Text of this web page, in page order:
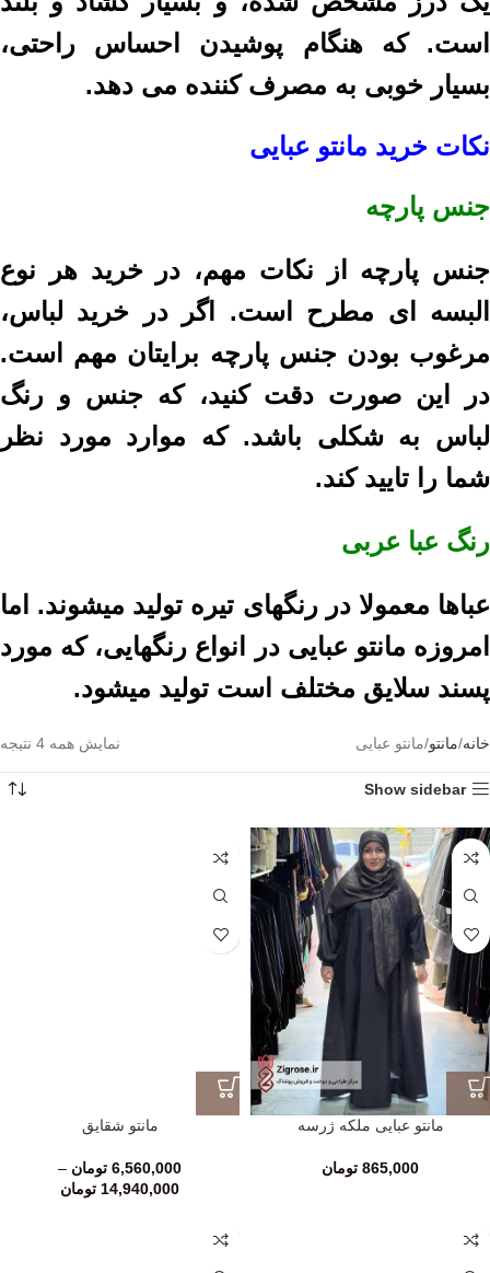
است. که هنگام پوشیدن احساس راحتی،
بسیار خوبی به مصرف کننده می دهد.
نکات خرید مانتو عبایی
جنس پارچه
جنس پارچه از نکات مهم، در خرید هر نوع
البسه ای مطرح است. اگر در خرید لباس،
مرغوب بودن جنس پارچه برایتان مهم است.
در این صورت دقت کنید، که جنس و رنگ
لباس به شکلی باشد. که موارد مورد نظر
شما را تایید کند.
رنگ عبا عربی
عباها معمولا در رنگهای تیره تولید میشوند. اما
امروزه مانتو عبایی در انواع رنگهایی، که مورد
پسند سلایق مختلف است تولید میشود.
خانه مانتو مانتو عبایی نمایش همه 4 نتیجه
Show sidebar
مانتو عبایی ملکه ژرسه
865,000 تومان
مانتو شقایق
6,560,000 تومان –
14,940,000 تومان